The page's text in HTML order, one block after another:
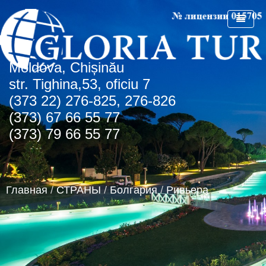
Мoldova, Chișinău
str. Tighina,53, oficiu 7
(373 22) 276-825, 276-826
(373) 67 66 55 77
(373) 79 66 55 77
Главная / СТРАНЫ / Болгария / Ривьера
ГЛАВНАЯ
О КОМПАНИИ
СПЕЦПРЕДЛОЖЕНИЯ
СПО Болгария
СТРАНЫ
Болгария
Албена
Золотые пески
Регион Чайка
Солнечный день
Греция
о.Крит
Турция
Румыния
ОАЭ
НОВОСТИ
КОНТАКТЫ
АГЕНТСТВАМ
Туристическая лицензия
Транспортная лицензия